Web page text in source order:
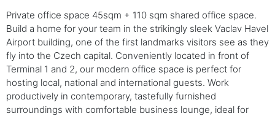
Private office space 45sqm + 110 sqm shared office space.
Build a home for your team in the strikingly sleek Vaclav Havel
Airport building, one of the first landmarks visitors see as they
fly into the Czech capital. Conveniently located in front of
Terminal 1 and 2, our modern office space is perfect for
hosting local, national and international guests. Work
productively in contemporary, tastefully furnished
surroundings with comfortable business lounge, ideal for